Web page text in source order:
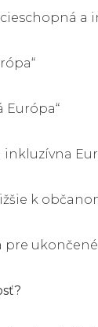
a
Európa“
inkluzívna
k
pre